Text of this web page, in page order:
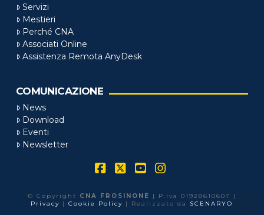
Servizi
Mestieri
Perché CNA
Associati Online
Assistenza Remota AnyDesk
COMUNICAZIONE
News
Download
Eventi
Newsletter
© Copyright CNA FROSINONE
| P.Iva 01928610607 |
Privacy |Cookie Policy | Realizzato da SCENARYO